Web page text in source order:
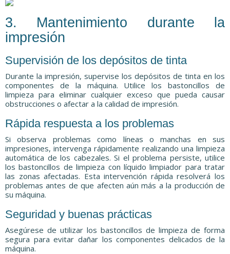
3. Mantenimiento durante la
impresión
Supervisión de los depósitos de tinta
Durante la impresión, supervise los depósitos de tinta en los
componentes de la máquina. Utilice los bastoncillos de
limpieza para eliminar cualquier exceso que pueda causar
obstrucciones o afectar a la calidad de impresión.
Rápida respuesta a los problemas
Si observa problemas como líneas o manchas en sus
impresiones, intervenga rápidamente realizando una limpieza
automática de los cabezales. Si el problema persiste, utilice
los bastoncillos de limpieza con líquido limpiador para tratar
las zonas afectadas. Esta intervención rápida resolverá los
problemas antes de que afecten aún más a la producción de
su máquina.
Seguridad y buenas prácticas
Asegúrese de utilizar los bastoncillos de limpieza de forma
segura para evitar dañar los componentes delicados de la
máquina.